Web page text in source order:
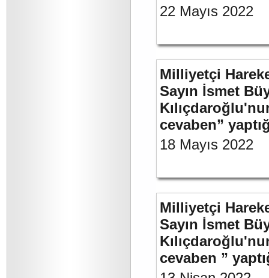
22 Mayıs 2022
Milliyetçi
Sayın İsmet
cevaben”
18 Mayıs 2022
Milliyetçi
Sayın İsmet
cevaben ”